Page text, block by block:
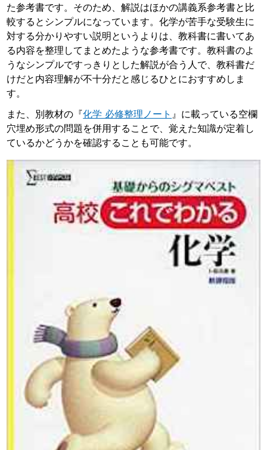
た参考書です。そのため、解説はほかの講義系参考書と比
較するとシンプルになっています。化学が苦手な受験生に
対する分かりやすい説明というよりは、教科書に書いてあ
る内容を整理してまとめたような参考書です。教科書のよ
うなシンプルですっきりとした解説が合う人で、教科書だ
けだと内容理解が不十分だと感じるひとにおすすめしま
す。
また、別教材の『化学 必修整理ノート 』に載っている空欄
穴埋め形式の問題を併用することで、覚えた知識が定着し
ているかどうかを確認することも可能です。